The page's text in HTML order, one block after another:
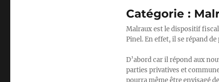
Catégorie :
Malraux est le dispositif
Pinel. En effet, il se répand
D’abord car il répond aux
parties privatives et
pourra même être envisagé